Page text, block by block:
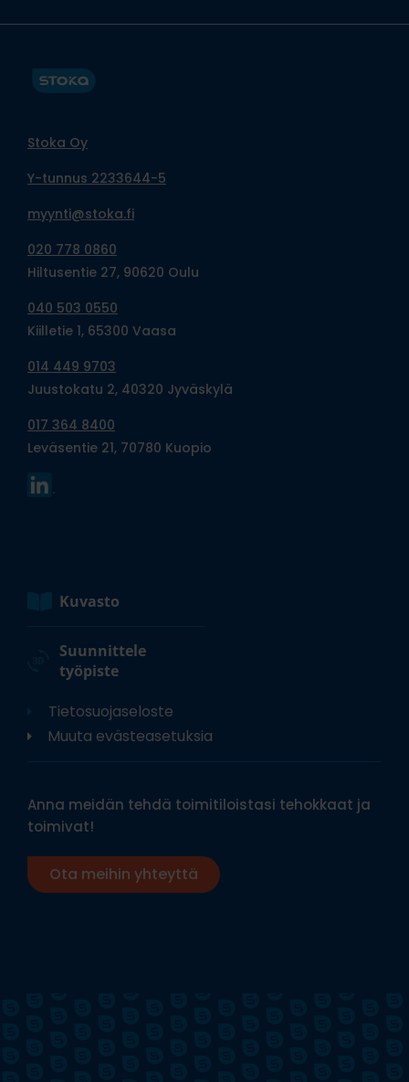
Stoka Oy
Y-tunnus 2233644-5
myynti@stoka.fi
020 778 0860
Hiltusentie 27, 90620 Oulu
040 503 0550
Kiilletie 1, 65300 Vaasa
014 449 9703
Juustokatu 2, 40320 Jyväskylä
017 364 8400
Leväsentie 21, 70780 Kuopio
Kuvasto
Suunnittele
työpiste
Tietosuojaseloste
Muuta evästeasetuksia
Anna meidän tehdä toimitiloistasi tehokkaat ja
toimivat!
Ota meihin yhteyttä